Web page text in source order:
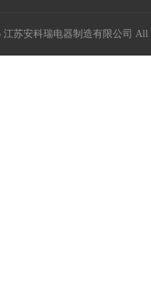
江苏安科瑞电器制造有限公司